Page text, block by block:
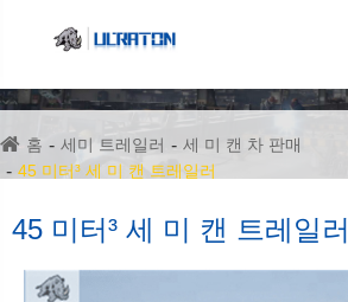
홈 세미 트레일러
세 미 캔 차 판매
45 미터³ 세 미 캔 트레일러
45 미터³ 세 미 캔 트레일러